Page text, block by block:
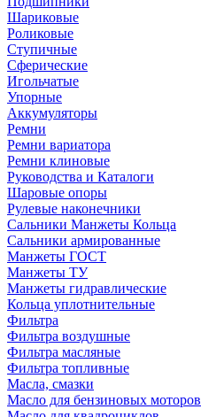
Шариковые
Роликовые
Ступичные
Сферические
Игольчатые
Упорные
Аккумуляторы
Ремни
Ремни вариатора
Ремни клиновые
Руководства и Каталоги
Шаровые опоры
Рулевые наконечники
Сальники Манжеты Кольца
Сальники армированные
Манжеты ГОСТ
Манжеты ТУ
Манжеты гидравлические
Кольца уплотнительные
Фильтра
Фильтра воздушные
Фильтра масляные
Фильтра топливные
Масла, смазки
Масло для бензиновых моторов